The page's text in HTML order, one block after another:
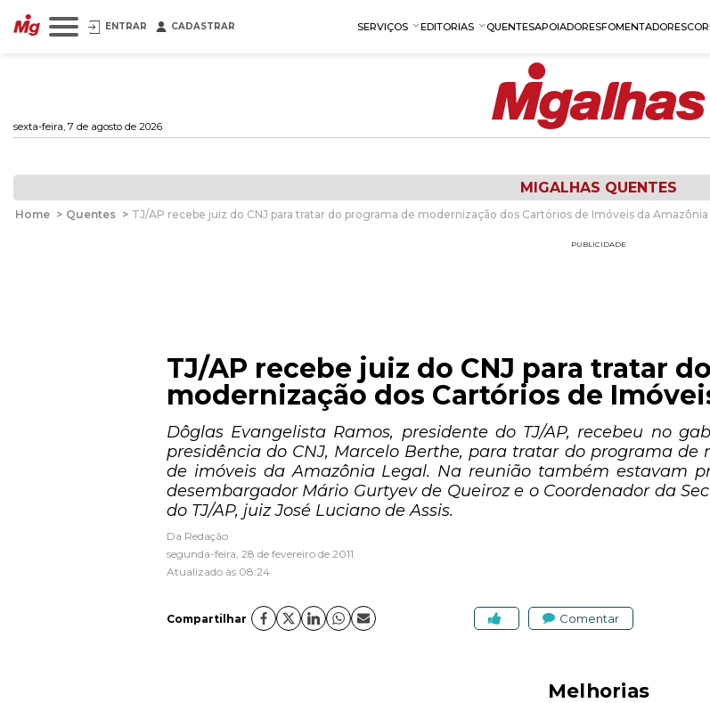
ENTRAR CADASTRAR SERVIÇOS EDITORIAS QUENTESAPOIADORESFOMENTADORES
sexta-feira, 7 de agosto de 2026
MIGALHAS QUENTES
Home > Quentes > TJ/AP recebe juiz do CNJ para tratar do programa de modernização dos Cartórios de Imóveis da Amazônia
PUBLICIDADE
TJ/AP recebe juiz do CNJ para tratar
modernização dos Cartórios de
Dôglas Evangelista Ramos, presidente do TJ/AP, recebeu no
presidência do CNJ, Marcelo Berthe, para tratar do programa de
de imóveis da Amazônia Legal. Na reunião também estavam
desembargador Mário Gurtyev de Queiroz e o Coordenador da
do TJ/AP, juiz José Luciano de Assis.
Da Redação
segunda-feira, 28 de fevereiro de 2011
Atualizado às 08:24
Compartilhar Comentar
Melhorias